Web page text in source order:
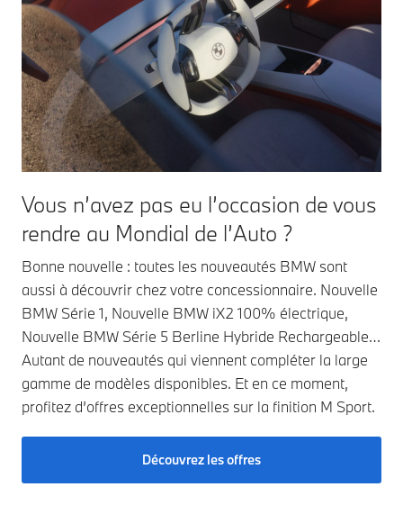
Vous n’avez pas eu l’occasion de vous
rendre au Mondial de l’Auto ?
Bonne nouvelle : toutes les nouveautés BMW sont
aussi à découvrir chez votre concessionnaire. Nouvelle
BMW Série 1, Nouvelle BMW iX2 100% électrique,
Nouvelle BMW Série 5 Berline Hybride Rechargeable…
Autant de nouveautés qui viennent compléter la large
gamme de modèles disponibles. Et en ce moment,
profitez d’offres exceptionnelles sur la finition M Sport.
Découvrez les offres